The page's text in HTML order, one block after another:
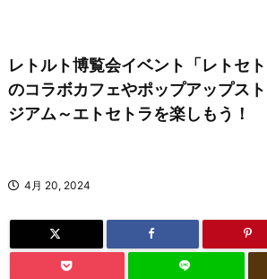
レトルト博覧会イベント「レトセ
のコラボカフェやポップアップス
ジアム～エトセトラを楽しもう！
4月 20, 2024